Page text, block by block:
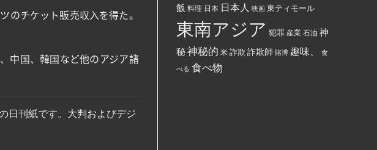
のチケット販売収入を得た。
中国、韓国など他のアジア諸
日刊紙です。大判およびデジ
よ
強
制
れ
て
い
る。
ち
け
た。
飯 料理 日本 日本人 映画 東ティモール
東南アジア 犯罪 産業 石油 神
秘神秘的 米 詐欺 詐欺師 賭博 趣味、 食
べる 食べ物